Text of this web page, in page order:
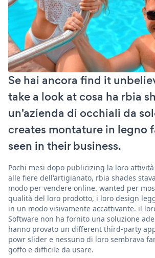
Se hai ancora find it
take a look at cosa ha rbia
un'azienda di occhiali da
creates montature in legno
seen in their business.
Pochi mesi dopo publicizing la loro
alle fiere dell'artigianato, rbia shades
modo per vendere online. wanted per
qualità del loro prodotto, i loro design
in un modo visivamente accattivante. il
Software non ha fornito una soluzione
hanno provato un different third-party
powr slider e nessuno di loro sembrava
goffo e difficile da usare.